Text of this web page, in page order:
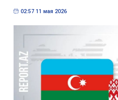
02:57 11 мая 2026